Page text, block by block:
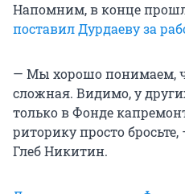
Напомним, в конце
поставил Дурдаеву за
— Мы хорошо понимаем,
сложная. Видимо, у
только в Фонде
риторику просто
Глеб Никитин.